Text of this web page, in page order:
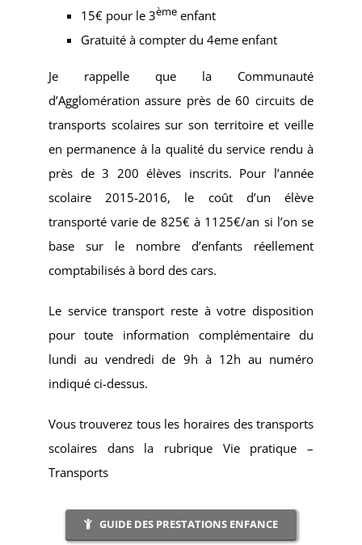
15€ pour le 3èmeenfant
Gratuité à compter du 4eme enfant
Je rappelle que la Communauté
d’Agglomération assure près de 60 circuits de
transports scolaires sur son territoire et veille
en permanence à la qualité du service rendu à
près de 3 200 élèves inscrits. Pour l’année
scolaire 2015-2016, le coût d’un élève
transporté varie de 825€ à 1125€/an si l’on se
base sur le nombre d’enfants réellement
comptabilisés à bord des cars.
Le service transport reste à votre disposition
pour toute information complémentaire du
lundi au vendredi de 9h à 12h au numéro
indiqué ci-dessus.
Vous trouverez tous les horaires des transports
scolaires dans la rubrique Vie pratique –
Transports
GUIDE DES PRESTATIONS ENFANCE